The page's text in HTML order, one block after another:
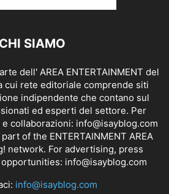
CHI SIAMO
dell' AREA ENTERTAINMENT del
cui rete editoriale comprende siti
indipendente che contano sul
ed esperti del settore. Per
collaborazioni: info@isayblog.com
of the ENTERTAINMENT AREA
network. For advertising, press
info@isayblog.com
info@isayblog.com